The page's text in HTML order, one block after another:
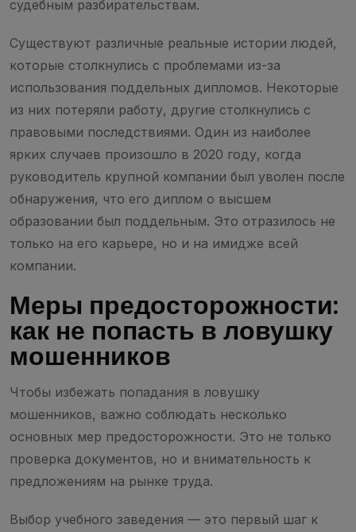
судебным разбирательствам.
Существуют различные реальные истории людей,
которые столкнулись с проблемами из-за
использования поддельных дипломов. Некоторые
из них потеряли работу, другие столкнулись с
правовыми последствиями. Один из наиболее
ярких случаев произошло в 2020 году, когда
руководитель крупной компании был уволен после
обнаружения, что его диплом о высшем
образовании был поддельным. Это отразилось не
только на его карьере, но и на имидже всей
компании.
Меры предосторожности:
как не попасть в ловушку
мошенников
Чтобы избежать попадания в ловушку
мошенников, важно соблюдать несколько
основных мер предосторожности. Это не только
проверка документов, но и внимательность к
предложениям на рынке труда.
Выбор учебного заведения — это первый шаг к